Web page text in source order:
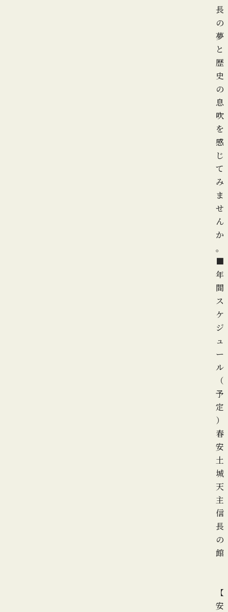
長
の
夢
と
歴
史
の
息
吹
を
感
じ
て
み
ま
せ
ん
か
。
■
年
間
ス
ケ
ジ
ュ
ー
ル
（
予
定
）
春
安
土
城
天
主
信
長
の
館
【
安